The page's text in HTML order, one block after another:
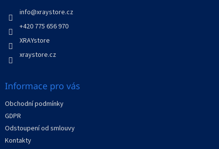
info@xraystore.cz
+420 775 656 970
XRAYstore
xraystore.cz
Informace pro vás
Obchodní podmínky
GDPR
Odstoupení od smlouvy
Kontakty